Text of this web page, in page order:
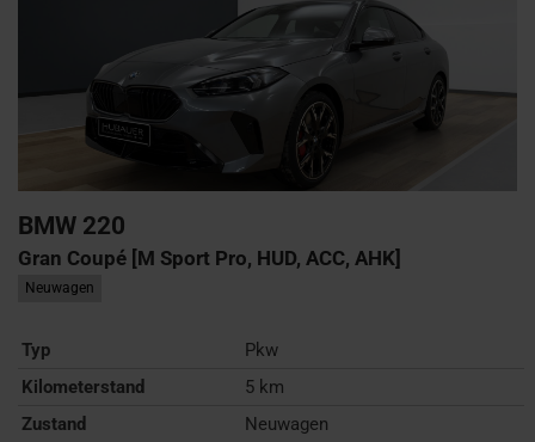
BMW 220
Gran Coupé [M Sport Pro, HUD, ACC, AHK]
Neuwagen
Typ
Pkw
Kilometerstand
5 km
Zustand
Neuwagen